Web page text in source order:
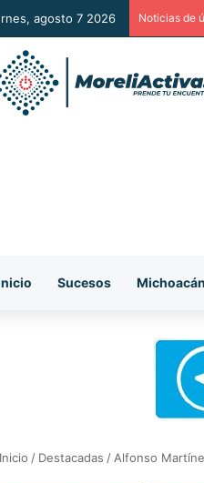
agosto 7 2026 Noticias de
Sucesos Michoacán
Inicio / Destacadas / Alfonso